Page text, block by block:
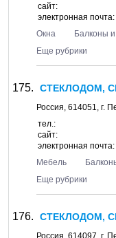
сайт:
электронная почта:
Окна
Балконы
Еще рубрики
СТЕКЛОДОМ,
Россия, 614051, г.
тел.:
сайт:
электронная почта:
Мебель
Еще рубрики
СТЕКЛОДОМ,
Россия, 614097, г.